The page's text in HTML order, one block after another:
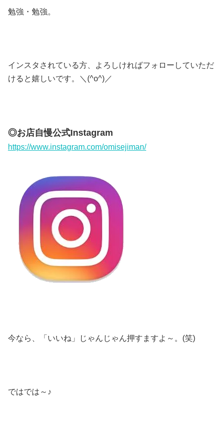
勉強・勉強。
インスタされている方、よろしければフォローしていただ
けると嬉しいです。＼(^o^)／
◎お店自慢公式Instagram
https://www.instagram.com/omisejiman/
今なら、「いいね」じゃんじゃん押すますよ～。(笑)
ではでは～♪